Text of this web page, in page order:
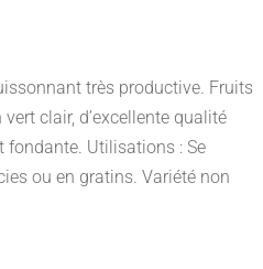
très productive. Fruits
clair, d’excellente qualité
fondante. Utilisations : Se
ou en gratins. Variété non